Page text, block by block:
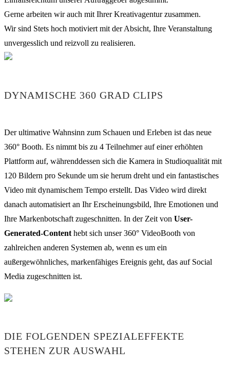
Gerne arbeiten wir auch mit Ihrer Kreativagentur zusammen.
Wir sind Stets hoch motiviert mit der Absicht, Ihre Veranstaltung
unvergesslich und reizvoll zu realisieren.
DYNAMISCHE 360 GRAD CLIPS
Der ultimative Wahnsinn zum Schauen und Erleben ist das neue
360° Booth. Es nimmt bis zu 4 Teilnehmer auf einer erhöhten
Plattform auf, währenddessen sich die Kamera in Studioqualität mit
120 Bildern pro Sekunde um sie herum dreht und ein fantastisches
Video mit dynamischem Tempo erstellt. Das Video wird direkt
danach automatisiert an Ihr Erscheinungsbild, Ihre Emotionen und
Ihre Markenbotschaft zugeschnitten. In der Zeit von User-
Generated-Content hebt sich unser 360° VideoBooth von
zahlreichen anderen Systemen ab, wenn es um ein
außergewöhnliches, markenfähiges Ereignis geht, das auf Social
Media zugeschnitten ist.
DIE FOLGENDEN SPEZIALEFFEKTE
STEHEN ZUR AUSWAHL